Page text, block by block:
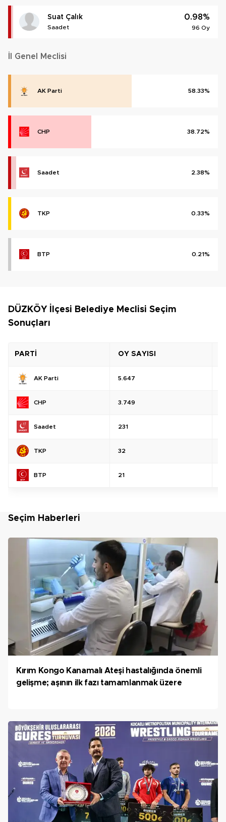
Suat Çalık
Saadet
0.98%
96 Oy
İl Genel Meclisi
AK Parti 58.33%
CHP 38.72%
Saadet 2.38%
TKP 0.33%
BTP 0.21%
DÜZKÖY İlçesi Belediye Meclisi Seçim
Sonuçları
PARTİ OY SAYISI
AK Parti 5.647
CHP 3.749
Saadet 231
TKP 32
BTP 21
Seçim Haberleri
Kırım Kongo Kanamalı Ateşi hastalığında önemli
gelişme; aşının ilk fazı tamamlanmak üzere